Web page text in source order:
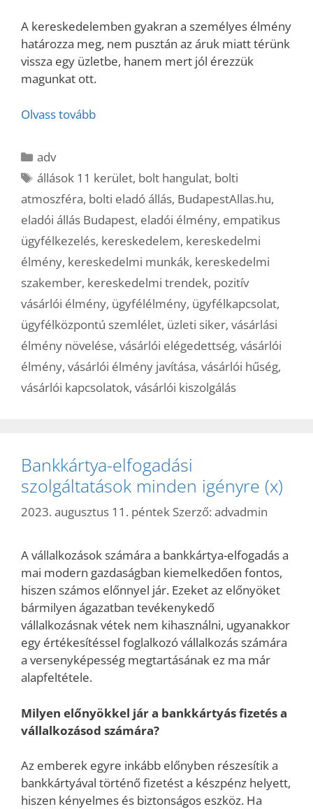
A kereskedelemben gyakran a személyes élmény
határozza meg, nem pusztán az áruk miatt térünk
vissza egy üzletbe, hanem mert jól érezzük
magunkat ott.
Olvass tovább
Kategória
adv
Címkék
állások 11 kerület, bolt hangulat, bolti
atmoszféra, bolti eladó állás, BudapestAllas.hu,
eladói állás Budapest, eladói élmény, empatikus
ügyfélkezelés, kereskedelem, kereskedelmi
élmény, kereskedelmi munkák, kereskedelmi
szakember, kereskedelmi trendek, pozitív
vásárlói élmény, ügyfélélmény, ügyfélkapcsolat,
ügyfélközpontú szemlélet, üzleti siker, vásárlási
élmény növelése, vásárlói elégedettség, vásárlói
élmény, vásárlói élmény javítása, vásárlói hűség,
vásárlói kapcsolatok, vásárlói kiszolgálás
Bankkártya-elfogadási
szolgáltatások minden igényre (x)
2023. augusztus 11. péntek Szerző: advadmin
A vállalkozások számára a bankkártya-elfogadás a
mai modern gazdaságban kiemelkedően fontos,
hiszen számos előnnyel jár. Ezeket az előnyöket
bármilyen ágazatban tevékenykedő
vállalkozásnak vétek nem kihasználni, ugyanakkor
egy értékesítéssel foglalkozó vállalkozás számára
a versenyképesség megtartásának ez ma már
alapfeltétele.
Milyen előnyökkel jár a bankkártyás fizetés a
vállalkozásod számára?
Az emberek egyre inkább előnyben részesítik a
bankkártyával történő fizetést a készpénz helyett,
hiszen kényelmes és biztonságos eszköz. Ha